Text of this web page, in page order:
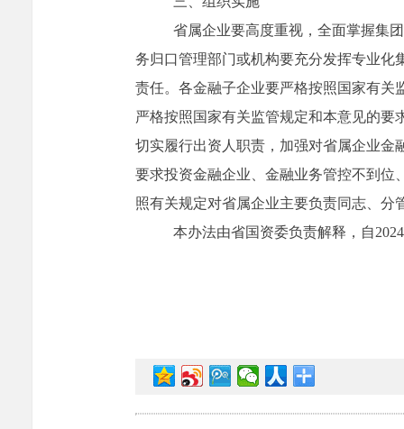
省属企业要高度重视，全面掌握集
务归口管理部门或机构要充分发挥专业化
责任。各金融子企业要严格按照国家有关
严格按照国家有关监管规定和本意见的
切实履行出资人职责，加强对省属企业金
要求投资金融企业、金融业务管控不到位
照有关规定对省属企业主要负责同志、
本办法由省国资委负责解释，自2024